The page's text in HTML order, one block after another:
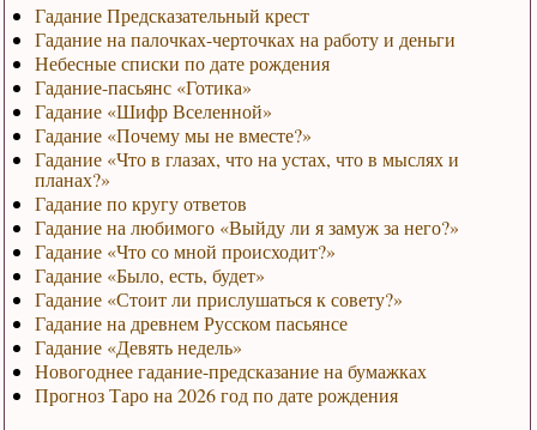
Гадание Предсказательный крест
Гадание на палочках-черточках на работу и деньги
Небесные списки по дате рождения
Гадание-пасьянс «Готика»
Гадание «Шифр Вселенной»
Гадание «Почему мы не вместе?»
Гадание «Что в глазах, что на устах, что в мыслях и
планах?»
Гадание по кругу ответов
Гадание на любимого «Выйду ли я замуж за него?»
Гадание «Что со мной происходит?»
Гадание «Было, есть, будет»
Гадание «Стоит ли прислушаться к совету?»
Гадание на древнем Русском пасьянсе
Гадание «Девять недель»
Новогоднее гадание-предсказание на бумажках
Прогноз Таро на 2026 год по дате рождения